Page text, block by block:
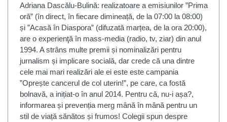
Adriana Dascălu-Bulină: realizatoare a emisiunilor ”Prima
oră” (în direct, în fiecare dimineață, de la 07:00 la 08:00)
și ”Acasă în Diaspora” (difuzată marțea, de la ora 20:00),
are o experienţă în mass-media (radio, tv, ziar) din anul
1994. A strâns multe premii și nominalizări pentru
jurnalism și implicare socială, dar crede că una dintre
cele mai mari realizări ale ei este este campania
”Oprește cancerul de col uterin!”, pe care, ca fostă
bolnavă, a inițiat-o în anul 2014. Pentru că, nu-i așa?,
informarea și prevenția merg mână în mână pentru un
stil de viață sănătos și frumos! Colegii spun despre